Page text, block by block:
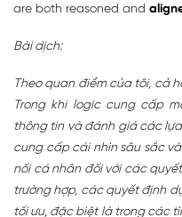
are both reasoned and
Bài dịch:
Theo quan điểm của tôi, cả
Trong khi logic cung cấp
thông tin và đánh giá các
cung cấp cái nhìn sâu sắc
nối cá nhân đối với các
trường hợp, các quyết định
tối ưu, đặc biệt là trong các